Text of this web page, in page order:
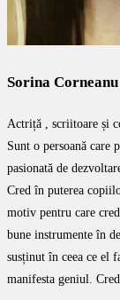
Sorina Corneanu
Actriță , scriitoare și
Sunt o persoană care
pasionată de
Cred în puterea
motiv pentru care
bune instrumente în
susținut în ceea ce el
manifesta geniul.